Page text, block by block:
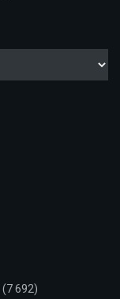
(7 692)